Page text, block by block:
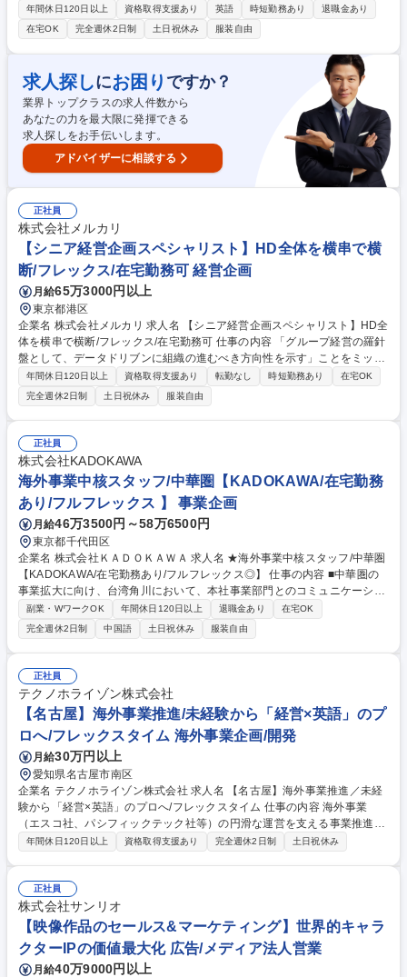
ございます ※ご経験に応じ、国内営業から担当いただく場合がございます
（選考内でご相談） 【具体的には】 ・ガンプラやポケプラをはじめとす
るプラモデル商品の海外拡販や新商品導入に向けたマーケティング戦略立
案と実行 ・海外の販売代理店や法人との商談、商品/サービスの案内、受
注、出荷指示、入金確認等 ・現地イベント、店頭施策、WEBプロモーシ
ョン等の販促活動の実行と管理 募集職種 【ホビーマーケティング部】海
外マーケティング担当
年間休日120日以上 資格取得支援あり 英語 時短勤務あり
退職金あり
在宅OK
完全週休2日制 土日祝休み 服装自由
求人探しにお困り ですか？
業界トップクラスの求人件数から
あなたの力を最大限に発揮できる
求人探しをお手伝いします。
アドバイザーに相談する
正社員
株式会社メルカリ
【シニア経営企画スペシャリスト】HD全体を横串で横
断/フレックス/在宅勤務可 経営企画
月給65万3000円以上
東京都港区
企業名 株式会社メルカリ 求人名 【シニア経営企画スペシャリスト】HD全
体を横串で横断/フレックス/在宅勤務可 仕事の内容 「グループ経営の羅針
盤として、データドリブンに組織の進むべき方向性を示す」ことをミッシ
ョンに、グループ全体の事業ポートフォリオの検討・最適化を通じて、経
営陣の迅速かつ的確な意思決定を支援します。 ■メルカリグループ全体の
予算策定と予実管理、中期計画策定にかかる方針提案、現場展開及び全体
取りまとめ ■KPIや財務数値に基づく経営意思決定推進、経営企画 ■海外含
むグループ横断プロジェクトの立案、推進 ■管理会計に関するルールやイ
ンフラの構築（システム化を含む） 募集職種 【シニア経営企画スペシャ
リスト】HD全体を横串で横断/フレックス/在宅勤務可
年間休日120日以上 資格取得支援あり 転勤なし 時短勤務あり
在宅OK
完全週休2日制
土日祝休み 服装自由
正社員
株式会社KADOKAWA
海外事業中核スタッフ/中華圏【KADOKAWA/在宅勤務
あり/フルフレックス 】 事業企画
月給46万3500円～58万6500円
東京都千代田区
企業名 株式会社ＫＡＤＯＫＡＷＡ 求人名 ★海外事業中核スタッフ/中華圏
【KADOKAWA/在宅勤務あり/フルフレックス◎】 仕事の内容 ■中華圏の
事業拡大に向け、台湾角川において、本社事業部門とのコミュニケーショ
ンや事業管理業務を担当。★拡大中の中華圏事業/中華圏子会社の既存事業
及び新規事業(MA等の開発含む)推進/リモートワーク可★ 【概要】中華圏
(中国/台湾/香港)の事業拡大に向け、本社およびグループ各社と連携を取
り、社内外、国内外のステークホルダー(関係部署/自社拠点/JVパートナー/
取引等)の間に立ち、事業推進を力強く進めると同時に、在京組織の取り
まとめや事業・財務管理系の役割も担って頂く方を募集。 【配属先】KA
DOKAWA海外事業グループ Greater China Headquarters(中華圏HQ) 募
集職種 ★海外事業中核スタッフ/中華圏【KADOKAWA/在宅勤務あり/フル
フレックス◎】
副業・WワークOK 年間休日120日以上 退職金あり
在宅OK
完全週休2日制
中国語 土日祝休み 服装自由
正社員
テクノホライゾン株式会社
【名古屋】海外事業推進/未経験から「経営×英語」のプ
ロへ/フレックスタイム 海外事業企画/開発
月給30万円以上
愛知県名古屋市南区
企業名 テクノホライゾン株式会社 求人名 【名古屋】海外事業推進／未経
験から「経営×英語」のプロへ/フレックスタイム 仕事の内容 海外事業
（エスコ社、パシフィックテック社等）の円滑な運営を支える事業推進担
当として、本社と現地の「情報の橋渡し」を担います。語学力を活かし、
よび本社関連部署（経理・人事・法務等）との調整 ■海外拠点管理サポー
ト：現地の課題（労務・経理等）のヒアリング、解決に向けた手配 ■海外
出張・現地アテンド：対面での信頼関係構築 ■PMI（統合プロセス）支
援：M&Aを実施した企業のグループ化を支援 募集職種 【名古屋】海外事
業推進／未経験から「経営×英語」のプロへ/フレックスタイム
年間休日120日以上 資格取得支援あり 完全週休2日制 土日祝休み
正社員
株式会社サンリオ
【映像作品のセールス&マーケティング】世界的キャラ
クターIPの価値最大化 広告/メディア法人営業
月給40万9000円以上